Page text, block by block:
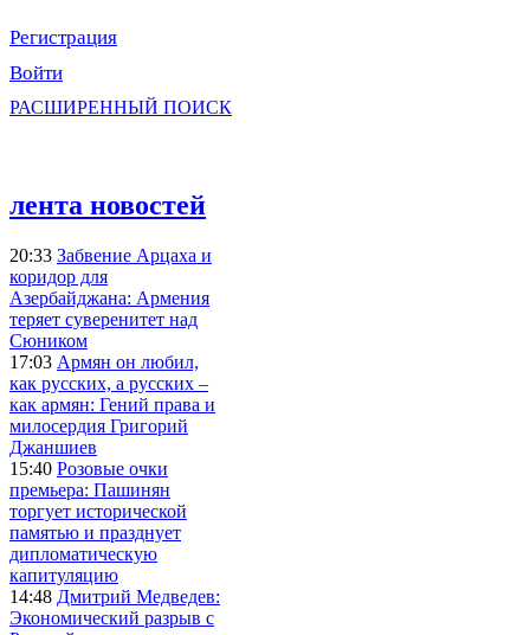
Регистрация
Войти
РАСШИРЕННЫЙ ПОИСК
лента новостей
20:33 Забвение Арцаха и
коридор для
Азербайджана: Армения
теряет суверенитет над
Сюником
17:03 Армян он любил,
как русских, а русских –
как армян: Гений права и
милосердия Григорий
Джаншиев
15:40 Розовые очки
премьера: Пашинян
торгует исторической
памятью и празднует
дипломатическую
капитуляцию
14:48 Дмитрий Медведев:
Экономический разрыв с